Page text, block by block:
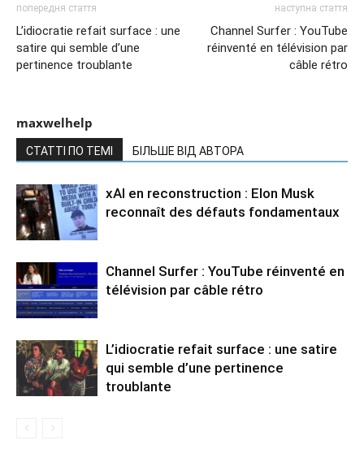
попередня стаття
L’idiocratie refait surface : une
satire qui semble d’une
pertinence troublante
наступна стаття
Channel Surfer : YouTube
réinventé en télévision par
câble rétro
maxwelhelp
СТАТТІ ПО ТЕМІ БІЛЬШЕ ВІД АВТОРА
xAI en reconstruction : Elon Musk
reconnaît des défauts fondamentaux
Channel Surfer : YouTube réinventé en
télévision par câble rétro
L’idiocratie refait surface : une satire
qui semble d’une pertinence
troublante